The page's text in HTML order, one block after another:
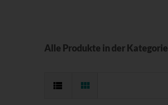
Alle Produkte in der Kategorie